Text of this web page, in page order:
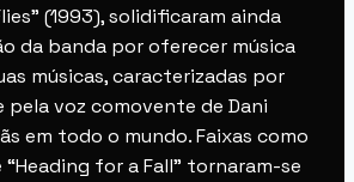
(1993), solidificaram ainda
da banda por oferecer música
músicas, caracterizadas por
pela voz comovente de Dani
em todo o mundo. Faixas como
“Heading for a Fall” tornaram-se